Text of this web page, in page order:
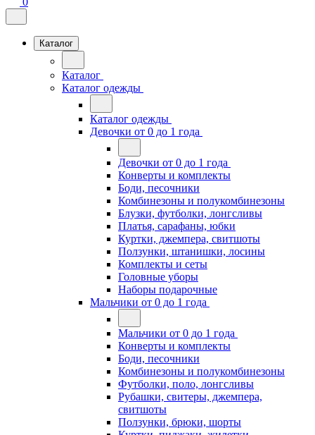
Каталог
Каталог
Каталог одежды
Каталог одежды
Девочки от 0 до 1 года
Девочки от 0 до 1 года
Конверты и комплекты
Боди, песочники
Комбинезоны и полукомбинезоны
Блузки, футболки, лонгсливы
Платья, сарафаны, юбки
Куртки, джемпера, свитшоты
Ползунки, штанишки, лосины
Комплекты и сеты
Головные уборы
Наборы подарочные
Мальчики от 0 до 1 года
Мальчики от 0 до 1 года
Конверты и комплекты
Боди, песочники
Комбинезоны и полукомбинезоны
Футболки, поло, лонгсливы
Рубашки, свитеры, джемпера,
свитшоты
Ползунки, брюки, шорты